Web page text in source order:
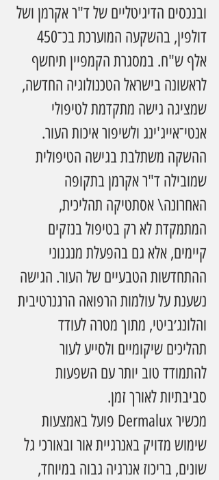
ובנכסים הדיגיטליים של ד"ר אקרמן ושל
אלף ש"ח. במסגרת הקמפיין תיחשף
לראשונה בישראל הטכנולוגיה החדשה,
שמציגה גישה מתקדמת לטיפולי
אנטי־אייג'ינג ולשיפור איכות העור.
ההשקה משתלבת בגישה הטיפולית
שמובילה ד"ר אקרמן בתקופה
האחרונה\ אסתטיקה תהליכית,
המתמקדת לא רק בטיפול בנזקים
קיימים, אלא גם בהפעלת מנגנוני
ההתחדשות הטבעיים של העור. הגישה
נשענת על עולמות הרפואה הרגנרטיבית
והלונג׳ביטי, מתוך מטרה לעודד
תהליכים שיקומיים ולסייע לעור
להתמודד טוב יותר עם השפעות
סביבתיות לאורך זמן.
מכשיר Dermalux פועל באמצעות
שימוש מדויק באנרגיית אור ובאורכי גל
שונים, בריכוז אנרגיה גבוה במיוחד,